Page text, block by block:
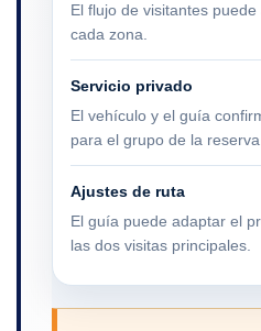
El flujo de visitantes
cada zona.
Servicio privado
El vehículo y el guía
para el grupo de la
Ajustes de ruta
El guía puede adaptar el
las dos visitas principales.